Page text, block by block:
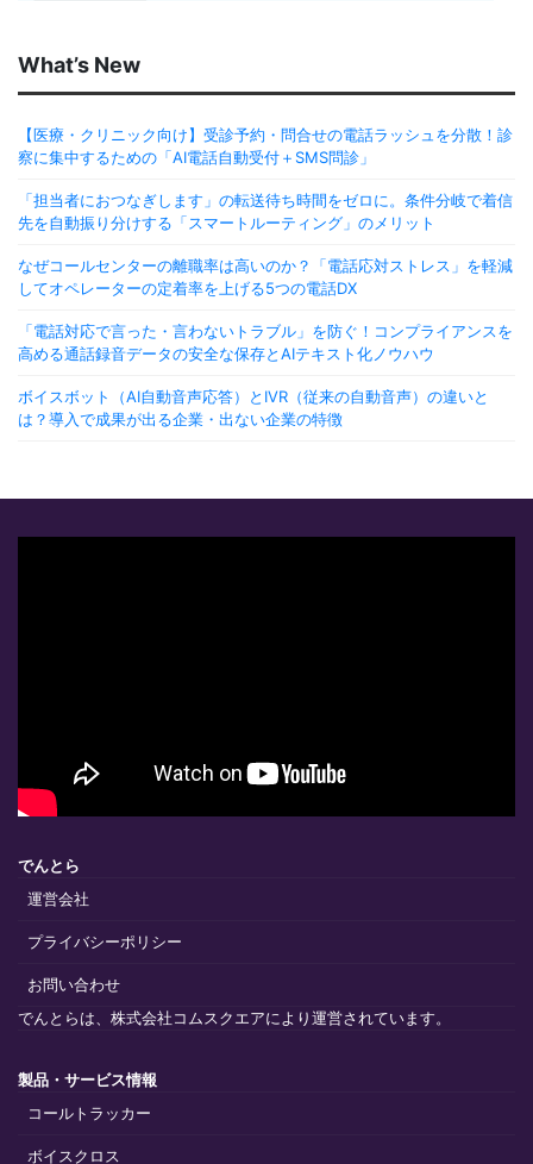
What’s New
【医療・クリニック向け】受診予約・問合せの電話ラッシュを分散！診
察に集中するための「AI電話自動受付＋SMS問診」
「担当者におつなぎします」の転送待ち時間をゼロに。条件分岐で着信
先を自動振り分けする「スマートルーティング」のメリット
なぜコールセンターの離職率は高いのか？「電話応対ストレス」を軽減
してオペレーターの定着率を上げる5つの電話DX
「電話対応で言った・言わないトラブル」を防ぐ！コンプライアンスを
高める通話録音データの安全な保存とAIテキスト化ノウハウ
ボイスボット（AI自動音声応答）とIVR（従来の自動音声）の違いと
は？導入で成果が出る企業・出ない企業の特徴
でんとら
運営会社
プライバシーポリシー
お問い合わせ
でんとらは、株式会社コムスクエアにより運営されています。
製品・サービス情報
コールトラッカー
ボイスクロス